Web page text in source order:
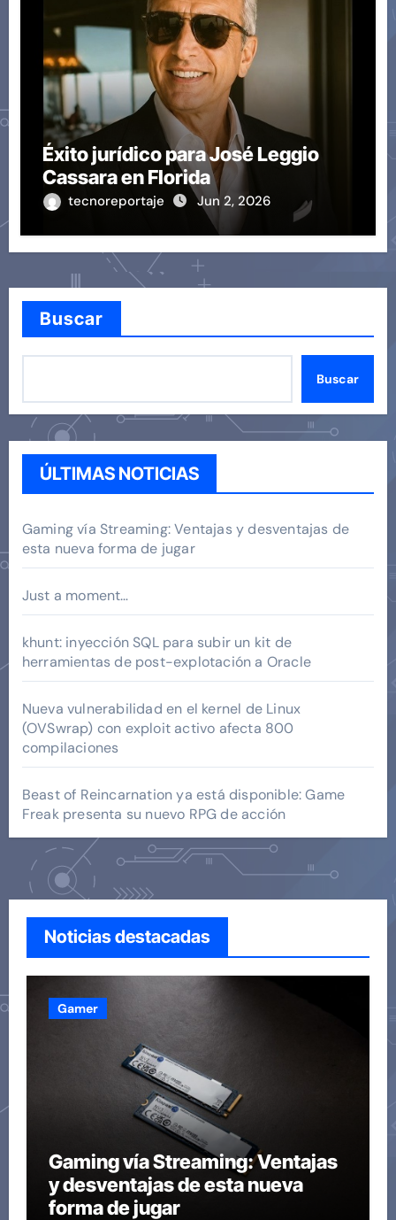
Éxito jurídico para José Leggio
Cassara en Florida
tecnoreportaje Jun 2, 2026
Buscar
Buscar
ÚLTIMAS NOTICIAS
Gaming vía Streaming: Ventajas y desventajas de
esta nueva forma de jugar
Just a moment…
khunt: inyección SQL para subir un kit de
herramientas de post-explotación a Oracle
Nueva vulnerabilidad en el kernel de Linux
(OVSwrap) con exploit activo afecta 800
compilaciones
Beast of Reincarnation ya está disponible: Game
Freak presenta su nuevo RPG de acción
Noticias destacadas
Gamer
Gaming vía Streaming: Ventajas
y desventajas de esta nueva
forma de jugar